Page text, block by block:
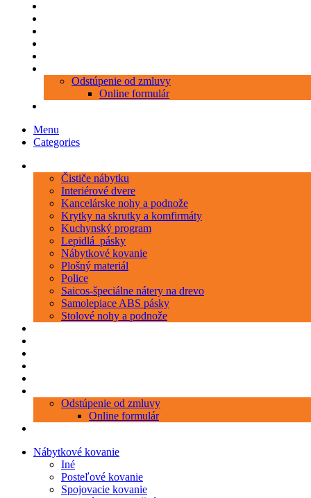
Odstúpenie od zmluvy
Online formulár
Menu
Categories
Čističe nábytku
Interiérové dvere
Kancelárske nohy a podnože
Krytky na skrutky a komfirmáty
Kuchynský program
Lepidlá_pásky
Nábytkové kovanie
Plošný materiál
Police
Saicos-špeciálne nátery na drevo
Samolepiace ABS pásky
Stolové nohy a podnože
Odstúpenie od zmluvy
Online formulár
Nábytkové kovanie
Iné
Posteľové kovanie
Spojovacie kovanie